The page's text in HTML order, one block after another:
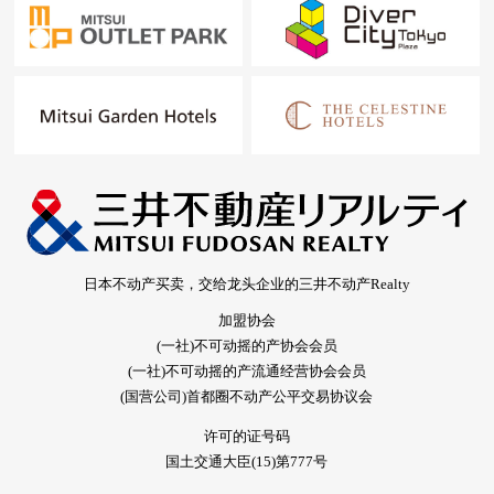
日本不动产买卖，交给龙头企业的三井不动产Realty
加盟协会
(一社)不可动摇的产协会会员
(一社)不可动摇的产流通经营协会会员
(国营公司)首都圈不动产公平交易协议会
许可的证号码
国土交通大臣(15)第777号